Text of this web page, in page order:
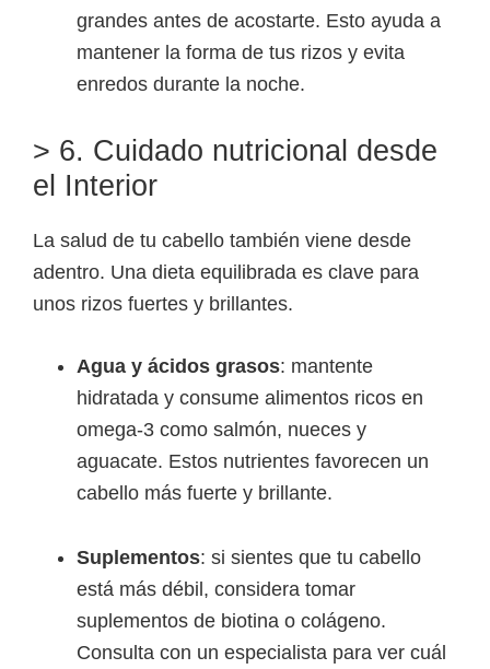
grandes antes de acostarte. Esto ayuda a
mantener la forma de tus rizos y evita
enredos durante la noche.
> 6. Cuidado nutricional desde
el Interior
La salud de tu cabello también viene desde
adentro. Una dieta equilibrada es clave para
unos rizos fuertes y brillantes.
Agua y ácidos grasos: mantente
hidratada y consume alimentos ricos en
omega-3 como salmón, nueces y
aguacate. Estos nutrientes favorecen un
cabello más fuerte y brillante.
Suplementos: si sientes que tu cabello
está más débil, considera tomar
suplementos de biotina o colágeno.
Consulta con un especialista para ver cuál